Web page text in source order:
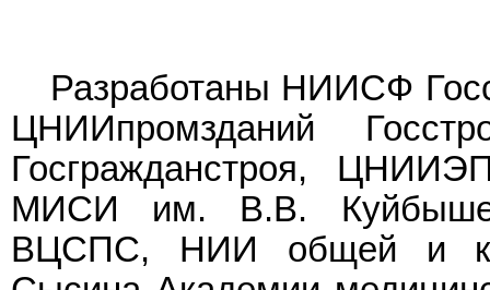
Разработаны НИИСФ
ЦНИИпромзданий
Госгражданстроя,
МИСИ им. В.В.
ВЦСПС, НИИ общей и